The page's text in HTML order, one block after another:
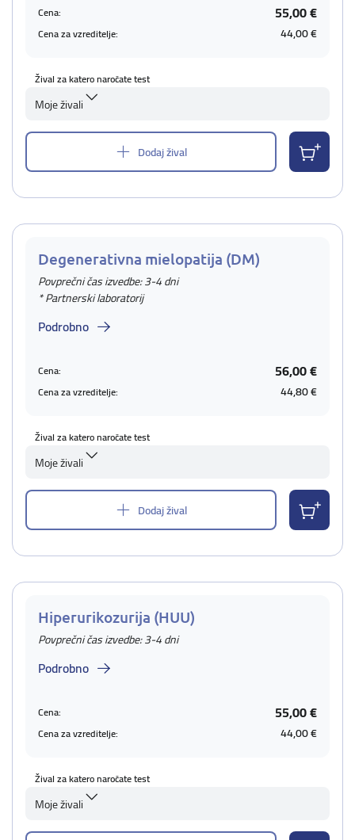
Cena: 55,00 €
Cena za vzreditelje: 44,00 €
Žival za katero naročate test
Moje živali
Dodaj žival
Degenerativna mielopatija (DM)
Povprečni čas izvedbe: 3-4 dni
* Partnerski laboratorij
Podrobno
Cena: 56,00 €
Cena za vzreditelje: 44,80 €
Žival za katero naročate test
Moje živali
Dodaj žival
Hiperurikozurija (HUU)
Povprečni čas izvedbe: 3-4 dni
Podrobno
Cena: 55,00 €
Cena za vzreditelje: 44,00 €
Žival za katero naročate test
Moje živali